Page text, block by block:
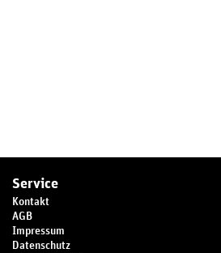
Service
Kontakt
AGB
Impressum
Datenschutz